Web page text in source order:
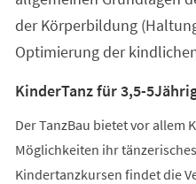
der Körperbildung
Optimierung der
KinderTanz für 3,5-
Der TanzBau bietet vor allem
Möglichkeiten ihr
Kindertanzkursen findet die